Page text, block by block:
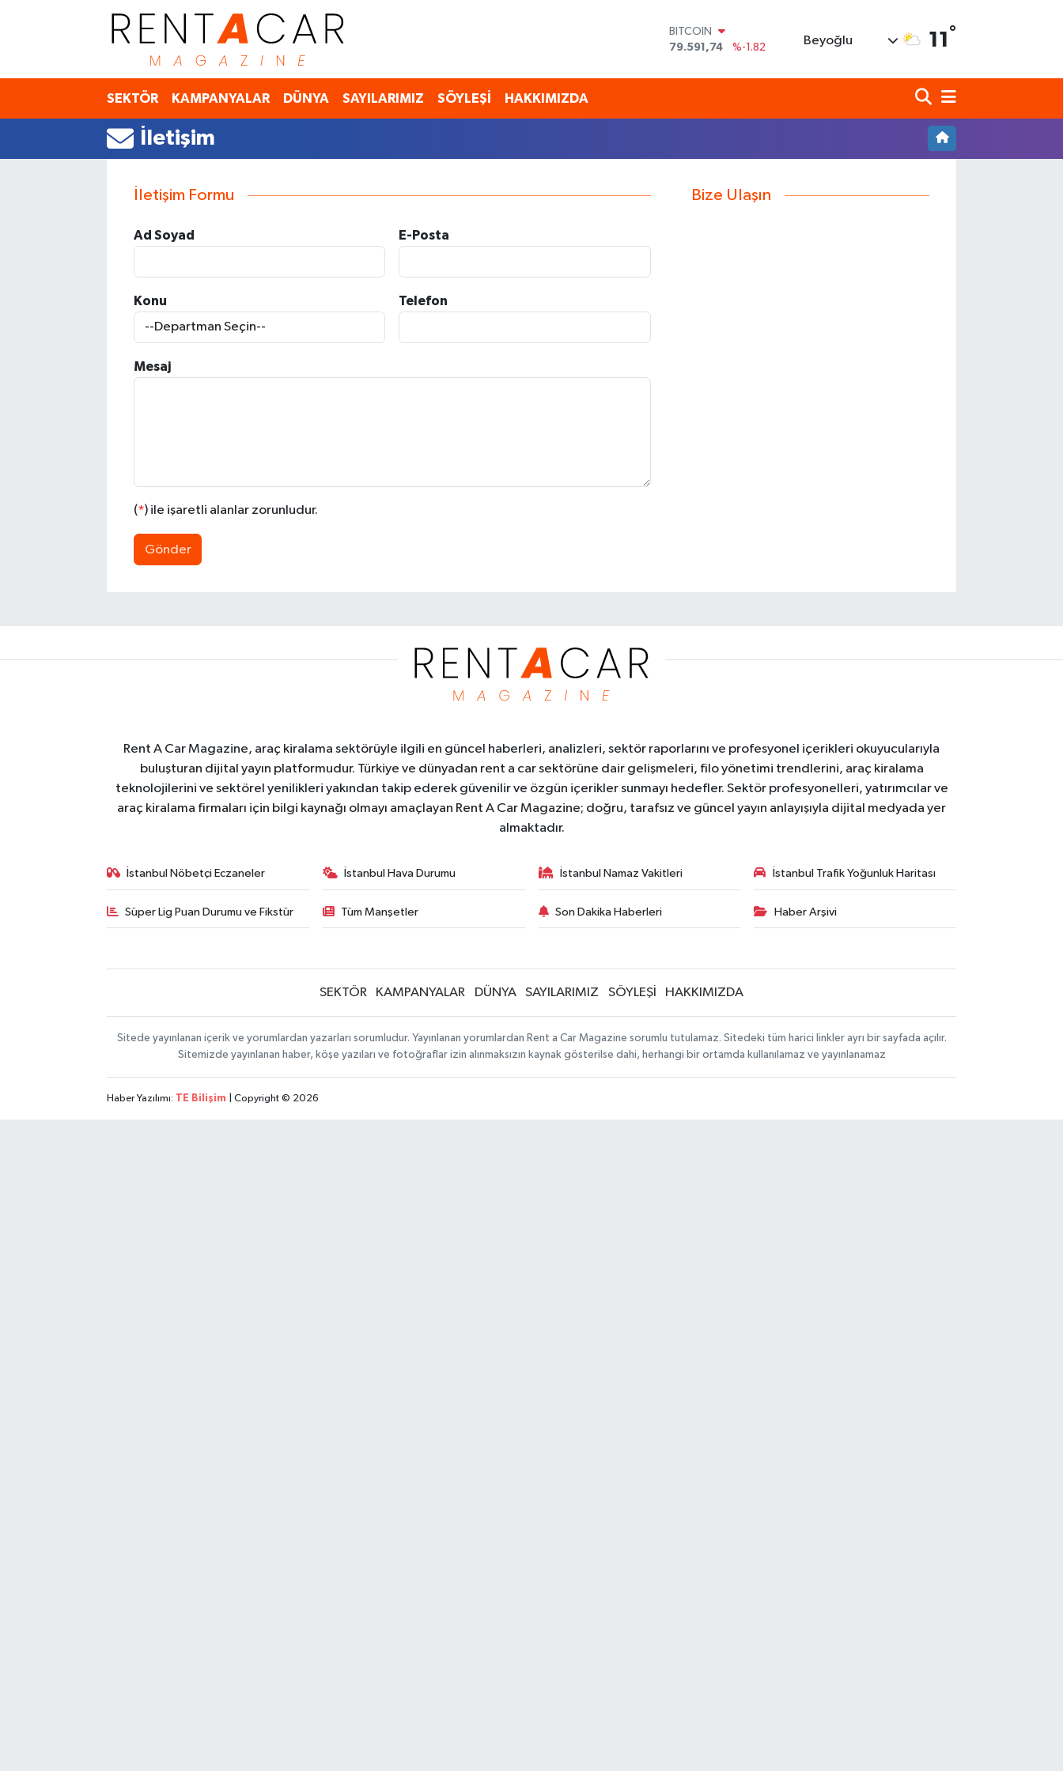
BITCOIN
79.591,74
%-1.82
45,43620
%0.02
G.ALTIN
BİST100
Beyoğlu 11 °
SEKTÖR KAMPANYALAR DÜNYA SAYILARIMIZ SÖYLEŞİ HAKKIMIZDA
İletişim
İletişim Formu
Ad Soyad E-Posta
Konu Telefon
Mesaj
(*) ile işaretli alanlar zorunludur.
Gönder
Bize Ulaşın
Rent A Car Magazine, araç kiralama sektörüyle ilgili en güncel haberleri, analizleri, sektör raporlarını ve profesyonel içerikleri okuyucularıyla
buluşturan dijital yayın platformudur. Türkiye ve dünyadan rent a car sektörüne dair gelişmeleri, filo yönetimi trendlerini, araç kiralama
teknolojilerini ve sektörel yenilikleri yakından takip ederek güvenilir ve özgün içerikler sunmayı hedefler. Sektör profesyonelleri, yatırımcılar ve
araç kiralama firmaları için bilgi kaynağı olmayı amaçlayan Rent A Car Magazine; doğru, tarafsız ve güncel yayın anlayışıyla dijital medyada yer
almaktadır.
İstanbul Nöbetçi Eczaneler İstanbul Hava Durumu İstanbul Namaz Vakitleri İstanbul Trafik Yoğunluk Haritası
Süper Lig Puan Durumu ve Fikstür Tüm Manşetler Son Dakika Haberleri Haber Arşivi
SEKTÖR KAMPANYALAR DÜNYA SAYILARIMIZ SÖYLEŞİ HAKKIMIZDA
Sitede yayınlanan içerik ve yorumlardan yazarları sorumludur. Yayınlanan yorumlardan Rent a Car Magazine sorumlu tutulamaz. Sitedeki tüm harici linkler ayrı bir sayfada açılır.
Sitemizde yayınlanan haber, köşe yazıları ve fotoğraflar izin alınmaksızın kaynak gösterilse dahi, herhangi bir ortamda kullanılamaz ve yayınlanamaz
Haber Yazılımı: TE Bilişim | Copyright © 2026
İstanbul Nöbetçi Eczaneler
İstanbul Hava Durumu
İstanbul Namaz Vakitleri
Son Dakika Haberleri